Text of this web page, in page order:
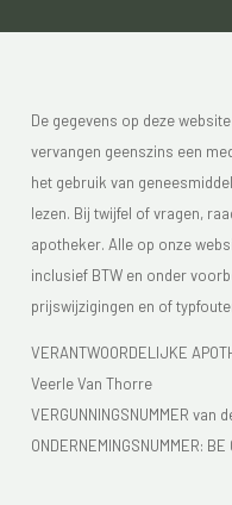
De gegevens op deze
vervangen geenszins een
het gebruik van
lezen. Bij twijfel of vragen,
apotheker. Alle op onze
inclusief BTW en onder
prijswijzigingen en of
VERANTWOORDELIJKE
Veerle Van Thorre
VERGUNNINGSNUMMER van
ONDERNEMINGSNUMMER: BE